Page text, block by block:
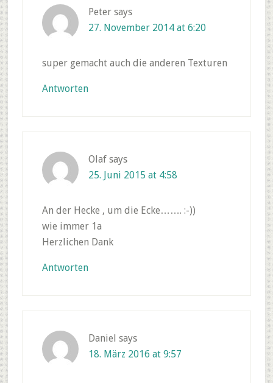
Peter says
27. November 2014 at 6:20
super gemacht auch die anderen Texturen
Antworten
Olaf says
25. Juni 2015 at 4:58
An der Hecke , um die Ecke……. :-))
wie immer 1a
Herzlichen Dank
Antworten
Daniel says
18. März 2016 at 9:57